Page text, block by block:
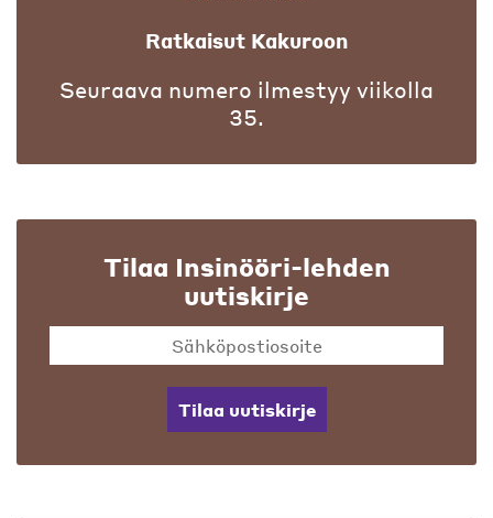
Ratkaisut Kakuroon
Seuraava numero ilmestyy viikolla
35.
Tilaa Insinööri-lehden
uutiskirje
Tilaa uutiskirje